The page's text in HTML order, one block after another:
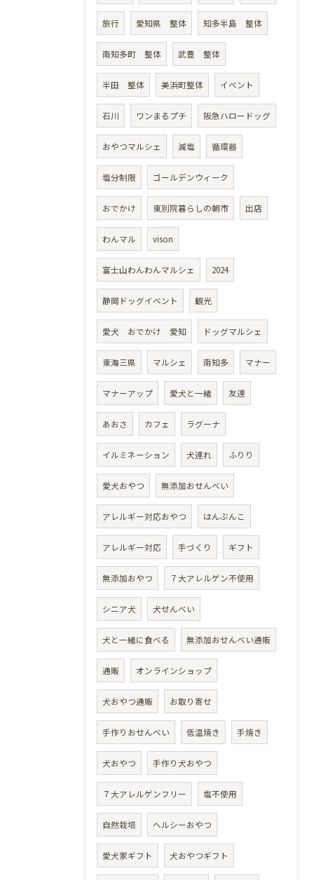
旅行 愛知県 整体 知多半島 整体
南知多町 整体 武豊 整体
半田 整体 美浜町整体 イベント
石川 ワンまるプチ 阪急ハロードッグ
おやつマルシェ 減塩 循環器
塩分制限 ゴールデンウィーク
おでかけ 東別院暮らしの朝市 出店
わんマル vison
富士山わんわんマルシェ 2024
静岡ドッグイベント 観光
愛犬 おでかけ 愛知 ドッグマルシェ
東海三県 マルシェ 南知多 マナー
マナーアップ 愛犬と一緒 友達
あおさ カフェ ラグーナ
イルミネーション 犬連れ ふりり
愛犬おやつ 無添加おせんべい
アレルギー対応おやつ はんぶんこ
アレルギー対応 手づくり ギフト
無添加おやつ ７大アレルゲン不使用
シニア犬 犬せんべい
犬と一緒に食べる 無添加おせんべい通販
通販 オンラインショップ
犬おやつ通販 お取り寄せ
手作りおせんべい 低温焼き 手焼き
犬おやつ 手作り犬おやつ
７大アレルゲンフリー 塩不使用
自然栽培 ヘルシーおやつ
愛犬家ギフト 犬おやつギフト